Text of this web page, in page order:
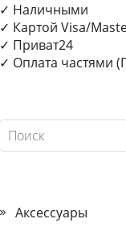
✓ Наличными
✓ Картой Visa/
✓ Приват24
✓ Оплата частями
Аксессуары